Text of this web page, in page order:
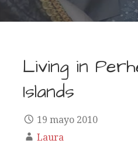
Living in
Islands
19 mayo 2010
Laura